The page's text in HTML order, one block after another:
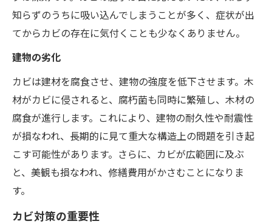
知らずのうちに吸い込んでしまうことが多く、症状が出
てからカビの存在に気付くことも少なくありません。
建物の劣化
カビは建材を腐食させ、建物の強度を低下させます。木
材がカビに侵されると、腐朽菌も同時に繁殖し、木材の
腐食が進行します。これにより、建物の耐久性や耐震性
が損なわれ、長期的に見て重大な構造上の問題を引き起
こす可能性があります。さらに、カビが広範囲に及ぶ
と、美観も損なわれ、修繕費用がかさむことになりま
す。
カビ対策の重要性